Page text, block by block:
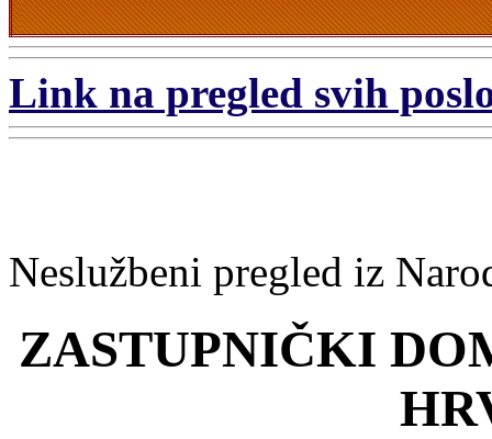
Link na pregled svih
Neslužbeni pregled iz
ZASTUPNIČKI